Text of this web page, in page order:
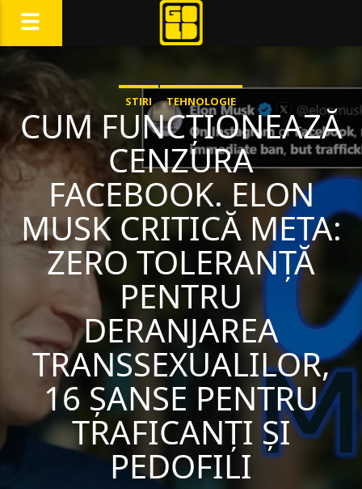
STIRI TEHNOLOGIE
CUM FUNCȚIONEAZĂ
CENZURA
FACEBOOK. ELON
MUSK CRITICĂ META:
ZERO TOLERANȚĂ
PENTRU
DERANJAREA
TRANSSEXUALILOR,
16 ȘANSE PENTRU
TRAFICANȚI ȘI
PEDOFILI